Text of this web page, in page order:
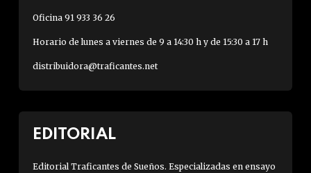
Oficina 91 933 36 26
Horario de lunes a viernes de 9 a 14:30 h y de 15:30 a 17 h
distribuidora@traficantes.net
EDITORIAL
Editorial Traficantes de Sueños. Especializadas en ensayo